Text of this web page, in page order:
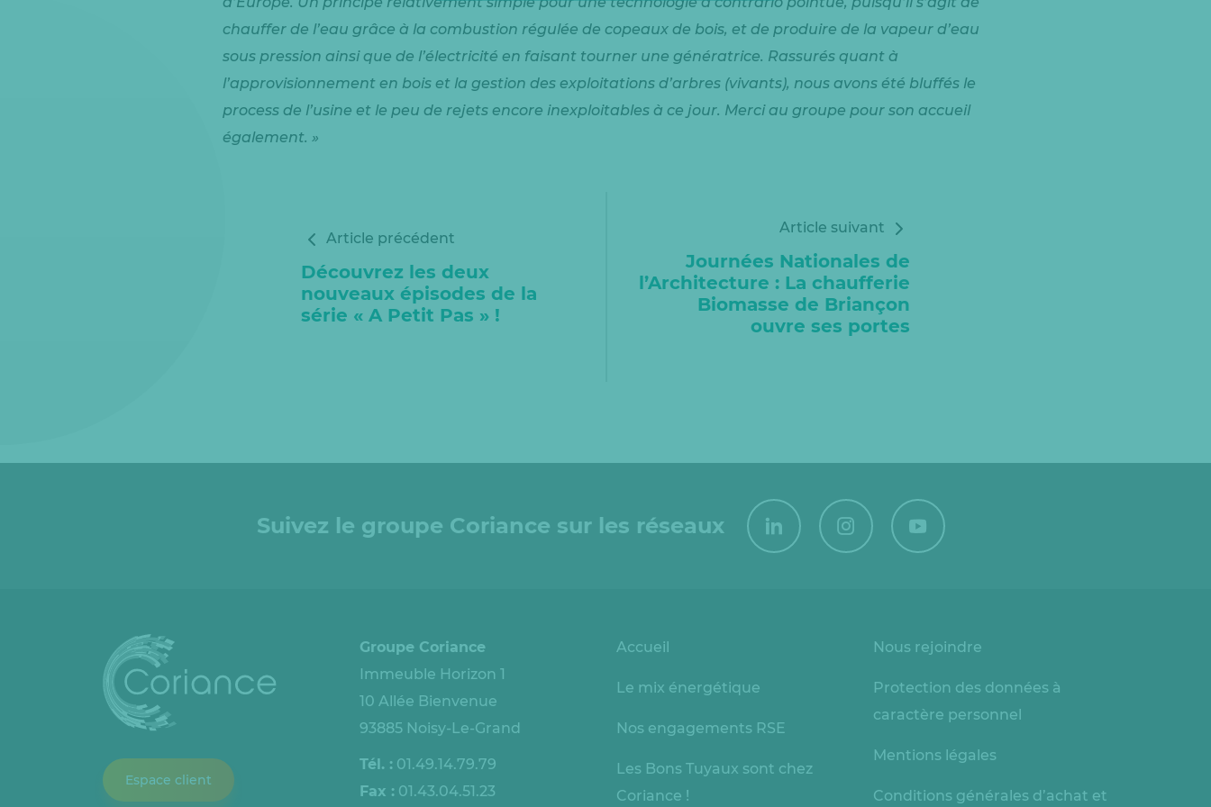
chauffer de l’eau grâce à la combustion régulée de copeaux de bois, et de produire de la vapeur d’eau
sous pression ainsi que de l’électricité en faisant tourner une génératrice. Rassurés quant à
l’approvisionnement en bois et la gestion des exploitations d’arbres (vivants), nous avons été bluffés le
process de l’usine et le peu de rejets encore inexploitables à ce jour. Merci au groupe pour son accueil
également. »
Article précédent
Découvrez les deux
nouveaux épisodes de la
série « A Petit Pas » !
Article suivant
Journées Nationales de
l’Architecture : La chaufferie
Biomasse de Briançon
ouvre ses portes
Suivez le groupe Coriance sur les réseaux
Espace client
Groupe Coriance
Immeuble Horizon 1
10 Allée Bienvenue
93885 Noisy-Le-Grand
Tél. : 01.49.14.79.79
Fax : 01.43.04.51.23
Accueil
Le mix énergétique
Nos engagements RSE
Les Bons Tuyaux sont chez
Coriance !
Nous rejoindre
Protection des données à
caractère personnel
Mentions légales
Conditions générales d’achat et